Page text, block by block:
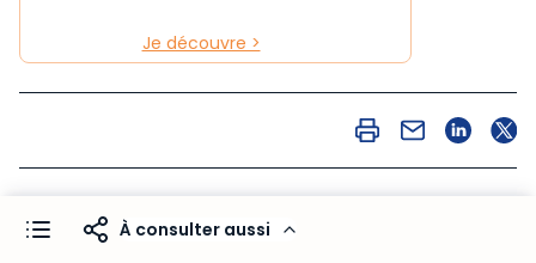
Je découvre >
À consulter aussi
À consulter aussi